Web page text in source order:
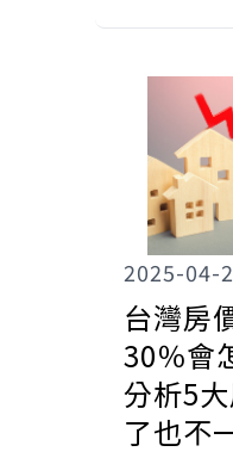
2025-04-
台灣房
30％會
分析5
了也不